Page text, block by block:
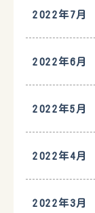
2022年7月
2022年6月
2022年5月
2022年4月
2022年3月